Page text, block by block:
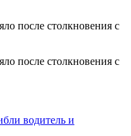
водитель и